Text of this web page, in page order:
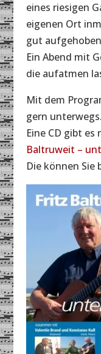
eines riesigen
eigenen Ort
gut
Ein Abend mit
die aufatmen
Mit dem
gern unterwegs.
Eine CD gibt
Baltruweit –
Die können Sie